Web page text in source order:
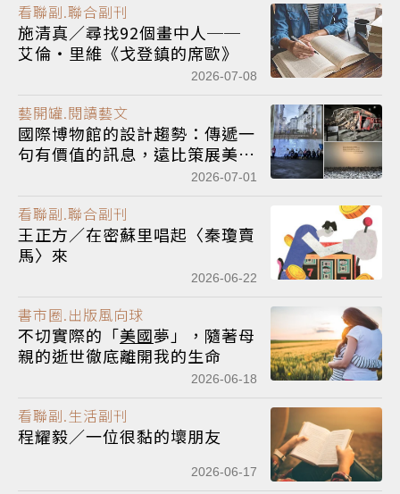
看聯副.聯合副刊
施清真／尋找92個畫中人──
艾倫‧里維《戈登鎮的席歐》
2026-07-08
藝開罐.閱讀藝文
國際博物館的設計趨勢：傳遞一
句有價值的訊息，遠比策展美學
2026-07-01
看聯副.聯合副刊
王正方／在密蘇里唱起〈秦瓊賣
馬〉來
2026-06-22
書市圈.出版風向球
不切實際的「美國夢」，隨著母
親的逝世徹底離開我的生命
2026-06-18
看聯副.生活副刊
程耀毅／一位很黏的壞朋友
2026-06-17